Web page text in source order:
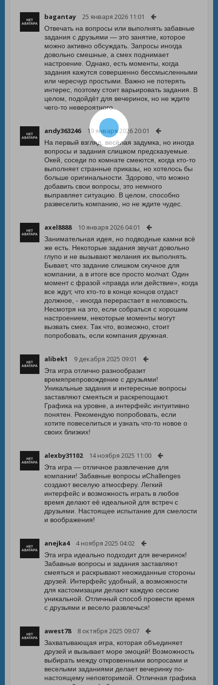
bagantay 25 января 2026 11:01
Отвечать на вопросы или выполнять забавные
задания с друзьями — это занятие, которое
можно активно обсуждать. Запросы иногда
довольно смешные, а смех поднимает
настроение. Однако, есть моменты, когда
задания кажутся совершенно бессмысленными
или чересчур простыми. Важно не потерять
интерес, поэтому стоит варьировать задания. В
целом, подойдёт для вечеринок, но не ждите
чего-то невероятного.
andy363246 19 января 2026 20:01
На первый взгляд, весёлая задумка, но иногда
вопросы и задания слишком предсказуемые.
Окей, соседи по комнате смеются, когда кто-то
выполняет странные приказы, но хотелось бы
больше оригинальности. Здорово, что можно
добавить свои вопросы, это немного
выправляет ситуацию. В целом, способно
развеселить компанию, но не ждите чудес.
axel8888 10 января 2026 04:01
Занимательная идея, но подводные камни всё
же есть. Некоторые задания звучат довольно
глупо и не вызывают желания их выполнять.
Бывает, что задание слишком скучное для
компании, а в итоге все просто молчат. Один
момент с фразой «правда или действие», когда
все ждут, что кто-то в конце концов отдаст
должное, - иногда перерастает в неловкость.
Несмотря на это, если собраться с хорошим
настроением, некоторые моменты могут
вызвать смех. Так что, возможно, стоит
попробовать, если компания дружная.
alibek1 9 декабря 2025 09:01
Эта игра отлично разнообразит
времяпрепровождение с друзьями!
Уникальные задания и интересные вопросы
заставляют смеяться и раскрепощают.
Графика на уровне, а интерфейс интуитивно
понятен. Рекомендую попробовать, если
хотите повеселиться и узнать что-то новое о
своих близких!
alexby31102 14 ноября 2025 11:00
Эта игра — отличное развлечение для
компании! Забавные вопросы иChallenges
создают веселую атмосферу. Легкий
интерфейс и возможность играть в любое
время делают её идеальной для встреч с
друзьями. Настоящее испытание для смелости
и воображения!
anejka4 4 ноября 2025 04:02
Эта игра идеально подходит для вечеринок!
Забавные вопросы и задания заставляют
смеяться и раскрывают неожиданные стороны
друзей. Интерфейс удобный, а возможности
для кастомизации делают каждую сессию
уникальной. Отличный способ провести время
с друзьями и весело развлечься!
awest78 8 октября 2025 09:07
Захватывающая игра, которая объединяет
друзей и вызывает море эмоций! Возможность
выбирать между откровенными вопросами и
веселыми заданиями делает вечеринку по-
настоящему неповторимой. Отличная графика